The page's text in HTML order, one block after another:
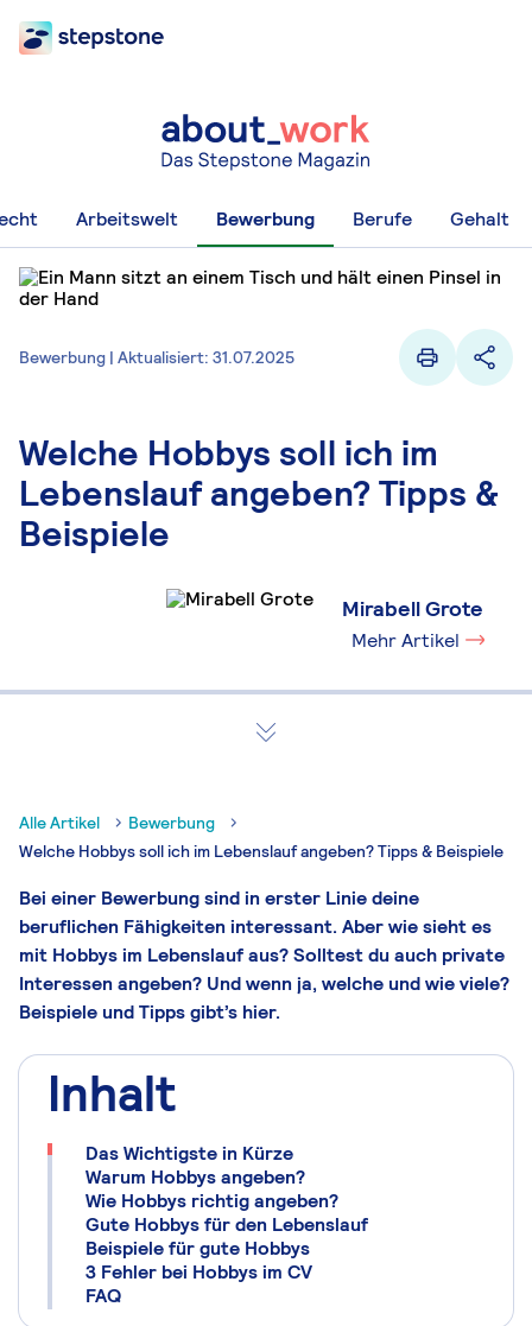
Arbeitswelt Bewerbung Berufe Gehalt
Bewerbung | Aktualisiert: 31.07.2025
Welche Hobbys soll ich im
Lebenslauf angeben? Tipps &
Beispiele
Mirabell Grote
Mehr Artikel
Alle Artikel
Bewerbung
Welche Hobbys soll ich im Lebenslauf angeben? Tipps & Beispiele
Bei einer Bewerbung sind in erster Linie deine
beruflichen Fähigkeiten interessant. Aber wie sieht es
mit Hobbys im Lebenslauf aus? Solltest du auch private
Interessen angeben? Und wenn ja, welche und wie viele?
Beispiele und Tipps gibt’s hier.
Inhalt
Das Wichtigste in Kürze
Warum Hobbys angeben?
Wie Hobbys richtig angeben?
Gute Hobbys für den Lebenslauf
Beispiele für gute Hobbys
3 Fehler bei Hobbys im CV
FAQ